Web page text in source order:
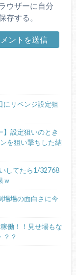
ウザーに自分
存する。
にリベンジ設定狙
】設定狙いのとき
を狙い撃ちした結
してたら1/32768
ｗ
場場の面白さに今
働！！見せ場もな
？？